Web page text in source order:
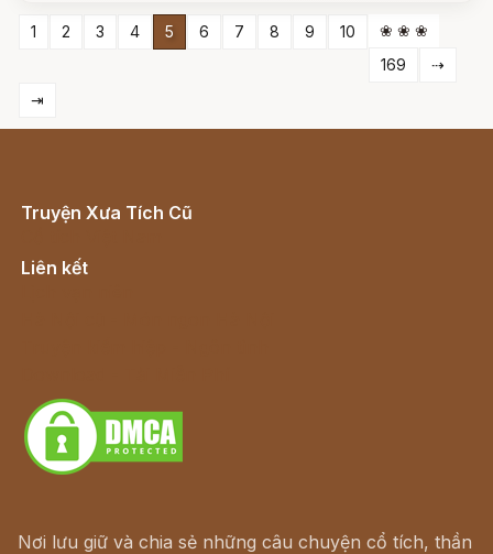
1 2 3 4 5 6 7 8 9 10
❀ ❀ ❀
169
⇢
⇥
Truyện Xưa Tích Cũ
Liên kết
Nơi lưu giữ và chia sẻ những câu chuyện cổ tích, thần